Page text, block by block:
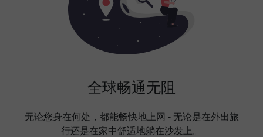
全球畅通无阻
无论您身在何处，都能畅快地上网 - 无论是在外出旅
行还是在家中舒适地躺在沙发上。